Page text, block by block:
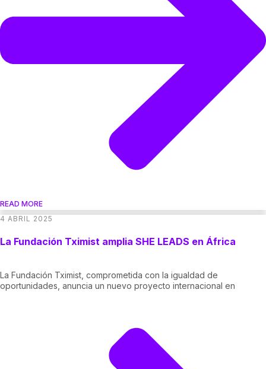
READ MORE
4 ABRIL 2025
La Fundación Tximist amplia SHE LEADS en África
La Fundación Tximist, comprometida con la igualdad de
oportunidades, anuncia un nuevo proyecto internacional en